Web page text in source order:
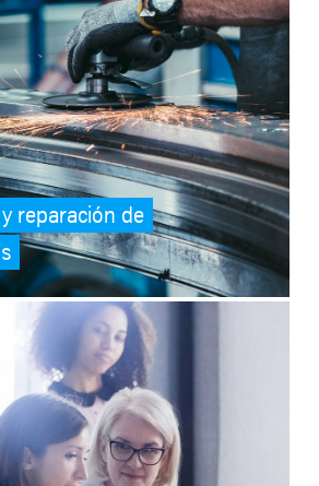
reparación de
[property]=binding: Cursos de formación